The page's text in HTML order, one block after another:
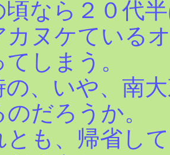
頃なら２０代
カヌケている
しまう。
の、いや、南
だろうか。
とも、帰省し